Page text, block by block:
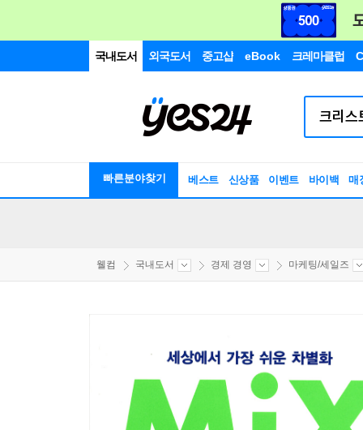
국내도서 외국도서 중고샵 eBook 크레마클럽
빠른분야찾기 베스트 신상품 이벤트 바이백 매
웰컴 국내도서 경제 경영 마케팅/세일즈